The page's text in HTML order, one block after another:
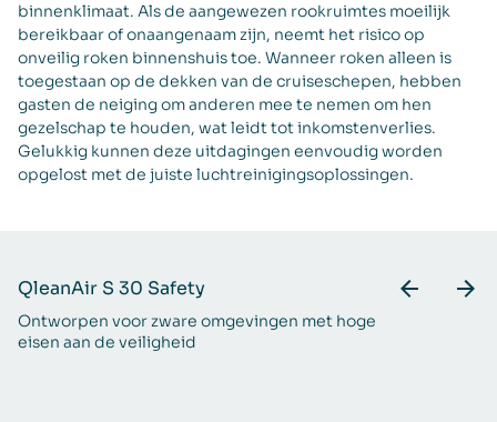
binnenklimaat. Als de aangewezen rookruimtes moeilijk
bereikbaar of onaangenaam zijn, neemt het risico op
onveilig roken binnenshuis toe. Wanneer roken alleen is
toegestaan op de dekken van de cruiseschepen, hebben
gasten de neiging om anderen mee te nemen om hen
gezelschap te houden, wat leidt tot inkomstenverlies.
Gelukkig kunnen deze uitdagingen eenvoudig worden
opgelost met de juiste luchtreinigingsoplossingen.
QleanAir S 30 Safety
Ontworpen voor zware omgevingen met hoge
eisen aan de veiligheid